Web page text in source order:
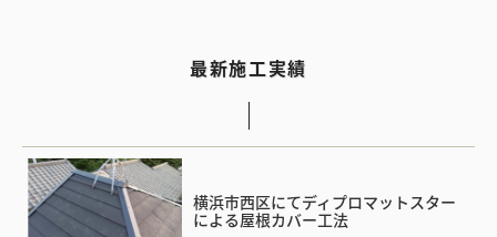
最新施工実績
横浜市西区にてディプロマットスター
による屋根カバー工法